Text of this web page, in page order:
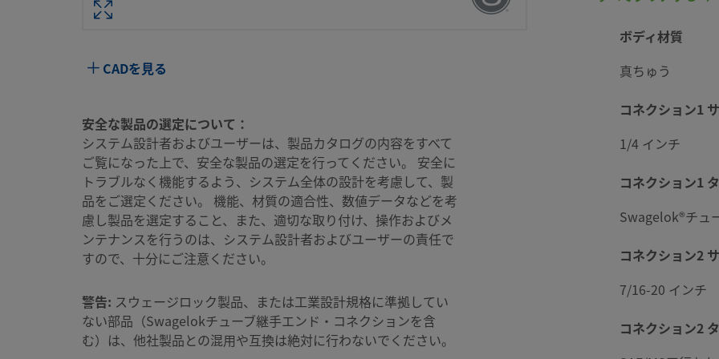
様）
コネクション1 サイ
1/4 インチ
コネクション1 タイ
Swagelok®チューブ継手
コネクション2 サイ
7/16-20 インチ
コネクション2 タイ
SAE/MS平行おねじ
CADを見る
安全な製品の選定について：
システム設計者およびユーザーは、製品カタログの内容をすべて
ご覧になった上で、安全な製品の選定を行ってください。 安全に
トラブルなく機能するよう、システム全体の設計を考慮して、製
品をご選定ください。 機能、材質の適合性、数値データなどを考
慮し製品を選定すること、また、適切な取り付け、操作およびメ
ンテナンスを行うのは、システム設計者およびユーザーの責任で
すので、十分にご注意ください。
警告: スウェージロック製品、または工業設計規格に準拠してい
ない部品（Swagelokチューブ継手エンド・コネクションを含
む）は、他社製品との混用や互換は絶対に行わないでください。
真ちゅう
ボディ材質
1/4 インチ
コネクション1
Swagelok®チュ
コネクション1
7/16-20 インチ
コネクション2
コネクション2